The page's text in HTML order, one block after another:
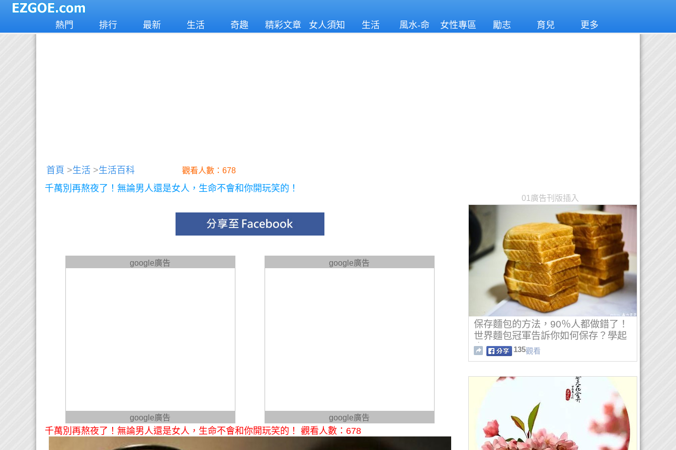
熱門 排行 最新 生活 奇趣 精彩文章 女人須知 生活
風水-命
女性專區 勵志 育兒 更多
首頁 >生活 >生活百科 觀看人數：678
千萬別再熬夜了！無論男人還是女人，生命不會和你開玩笑的！
google廣告
google廣告
google廣告
google廣告
千萬別再熬夜了！無論男人還是女人，生命不會和你開玩笑的！ 觀看人數：678
01廣告刊版插入
保存麵包的方法，90％人都做錯了！
世界麵包冠軍告訴你如何保存？學起
來
135觀看